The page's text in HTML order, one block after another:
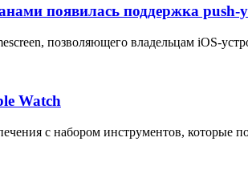
появилась поддержка push-
позволяющего владельцам iOS-
Watch
с набором инструментов, которые